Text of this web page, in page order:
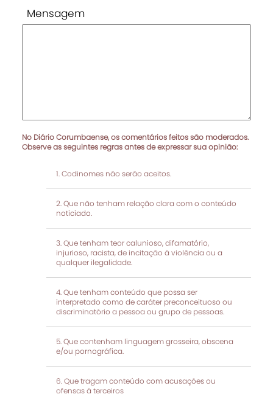
Mensagem
No Diário Corumbaense, os comentários feitos são moderados.
Observe as seguintes regras antes de expressar sua opinião:
Codinomes não serão aceitos.
Que não tenham relação clara com o conteúdo
noticiado.
Que tenham teor calunioso, difamatório,
injurioso, racista, de incitação à violência ou a
qualquer ilegalidade.
Que tenham conteúdo que possa ser
interpretado como de caráter preconceituoso ou
discriminatório a pessoa ou grupo de pessoas.
Que contenham linguagem grosseira, obscena
e/ou pornográfica.
Que tragam conteúdo com acusações ou
ofensas à terceiros